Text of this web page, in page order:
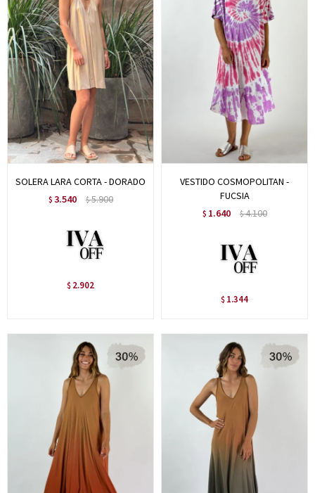
SOLERA LARA CORTA - DORADO
$ 3.540 $5.900
$ 2.902
VESTIDO COSMOPOLITAN -
FUCSIA
$ 1.640 $4.100
$ 1.344